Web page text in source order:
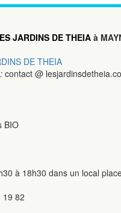
JARDINS DE THEIAà
DE THEIA
contact @
BIO
à 18h30 dans un local
19 82